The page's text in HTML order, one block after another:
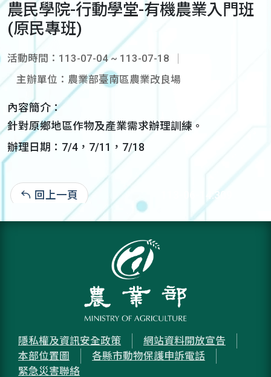
農民學院-行動學堂-有機農業入門班
(原民專班)
活動時間：113-07-04 ~ 113-07-18
主辦單位：農業部臺南區農業改良場
內容簡介：
針對原鄉地區作物及產業需求辦理訓練。
辦理日期：7/4，7/11，7/18
回上一頁 113-06-14:309
隱私權及資訊安全政策
網站資料開放宣告
本部位置圖
各縣市動物保護申訴電話
緊急災害聯絡